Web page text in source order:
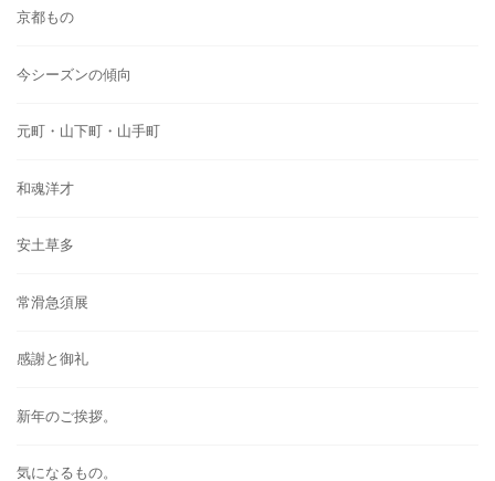
京都もの
今シーズンの傾向
元町・山下町・山手町
和魂洋才
安土草多
常滑急須展
感謝と御礼
新年のご挨拶。
気になるもの。